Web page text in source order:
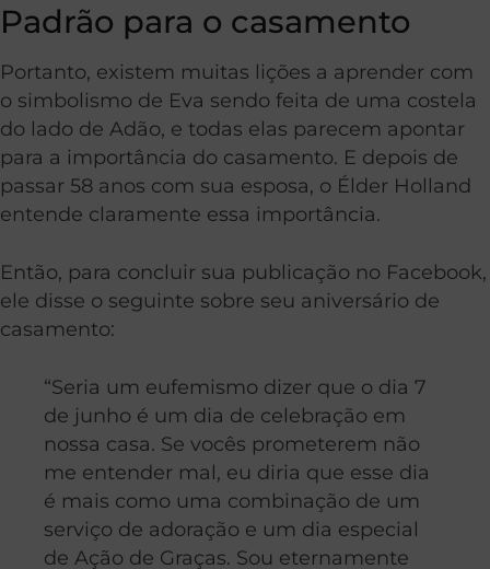
Padrão para o casamento
Portanto, existem muitas lições a aprender com
o simbolismo de Eva sendo feita de uma costela
do lado de Adão, e todas elas parecem apontar
para a importância do casamento. E depois de
passar 58 anos com sua esposa, o Élder Holland
entende claramente essa importância.
Então, para concluir sua publicação no Facebook,
ele disse o seguinte sobre seu aniversário de
casamento:
“Seria um eufemismo dizer que o dia 7
de junho é um dia de celebração em
nossa casa. Se vocês prometerem não
me entender mal, eu diria que esse dia
é mais como uma combinação de um
serviço de adoração e um dia especial
de Ação de Graças. Sou eternamente